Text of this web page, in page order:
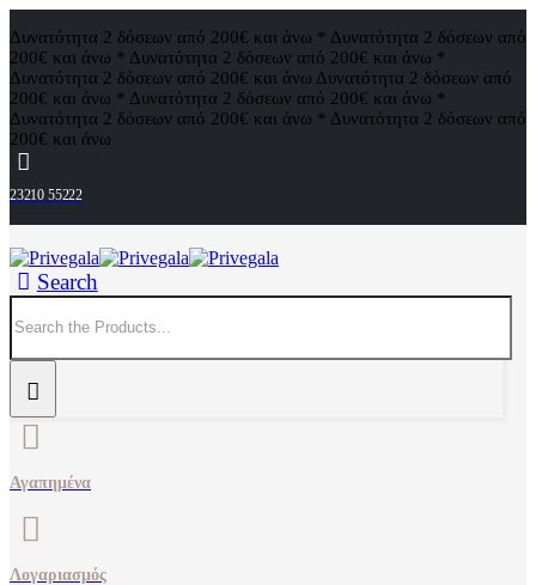
Δυνατότητα 2 δόσεων από 200€ και άνω * Δυνατότητα 2 δόσεων από
200€ και άνω * Δυνατότητα 2 δόσεων από 200€ και άνω *
Δυνατότητα 2 δόσεων από 200€ και άνω Δυνατότητα 2 δόσεων από
200€ και άνω * Δυνατότητα 2 δόσεων από 200€ και άνω *
Δυνατότητα 2 δόσεων από 200€ και άνω * Δυνατότητα 2 δόσεων από
200€ και άνω
23210 55222
Search
Αγαπημένα
Λογαριασμός